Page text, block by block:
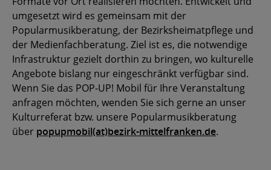
umgesetzt wird es gemeinsam mit der
Popularmusikberatung, der Bezirksheimatpflege und
der Medienfachberatung. Ziel ist es, die notwendige
Infrastruktur gezielt dorthin zu bringen, wo kulturelle
Angebote bislang nur eingeschränkt verfügbar sind.
Wenn Sie das POP-UP! Mobil für Ihre Veranstaltung
anfragen möchten, wenden Sie sich gerne an unser
Kulturreferat bzw. unsere Popularmusikberatung
über popupmobil(at)bezirk-mittelfranken.de.